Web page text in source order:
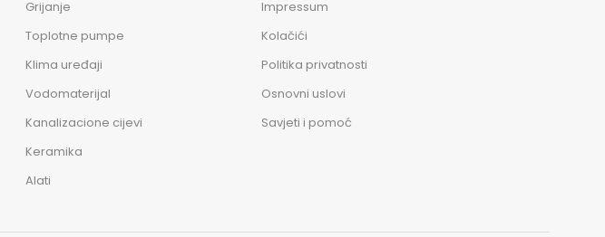
Grijanje
Toplotne pumpe
Klima uređaji
Vodomaterijal
Kanalizacione cijevi
Keramika
Alati
Impressum
Kolačići
Politika privatnosti
Osnovni uslovi
Savjeti i pomoć